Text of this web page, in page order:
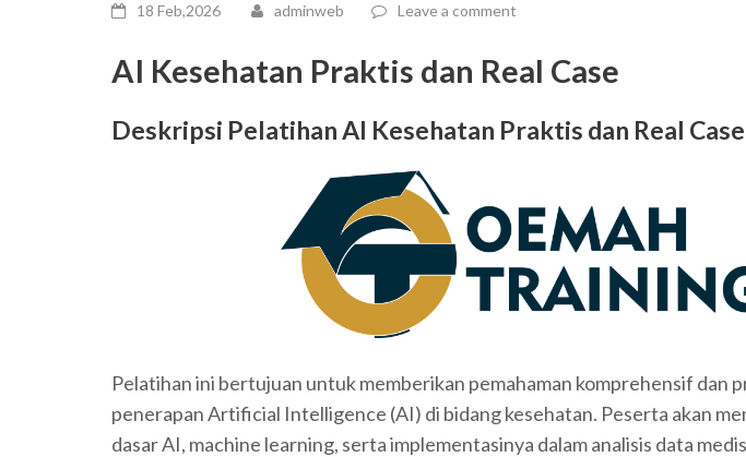
18 Feb,2026 adminweb Leave a comment
AI Kesehatan Praktis dan Real Case
Deskripsi PelatihanAI Kesehatan Praktis dan Real Case
Pelatihan ini bertujuan untuk memberikan pemahaman komprehensif dan
penerapan Artificial Intelligence (AI) di bidang kesehatan. Peserta akan
dasar AI, machine learning, serta implementasinya dalam analisis data